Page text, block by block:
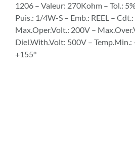
1206 – Valeur: 270Kohm – Tol.:
Puis.: 1/4W-S – Emb.: REEL –
Max.Oper.Volt.: 200V –
Diel.With.Volt: 500V – Temp.Min.:
+155°